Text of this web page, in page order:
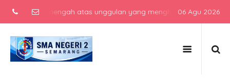
menengah atas unggulan yang menghasilkan lulusan
06 Agu 2026